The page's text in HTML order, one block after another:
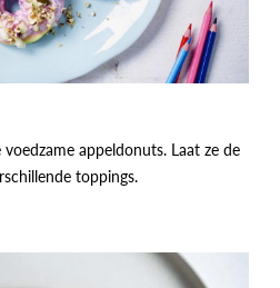
appeldonuts. Laat ze de
toppings.